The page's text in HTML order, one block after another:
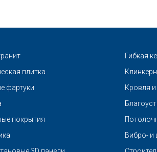
плитка
фартуки
покрытия
Гибкая
Кровля
Вибро- и